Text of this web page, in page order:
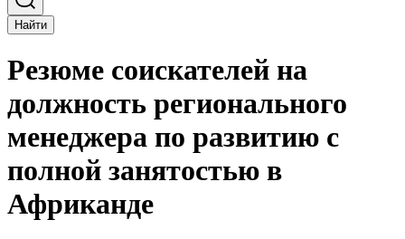
Найти
Резюме соискателей на
должность регионального
менеджера по развитию с
полной занятостью в
Африканде